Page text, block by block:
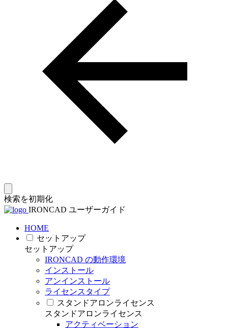
検索を初期化
IRONCAD ユーザーガイド
HOME
セットアップ
セットアップ
IRONCAD の動作環境
インストール
アンインストール
ライセンスタイプ
スタンドアロンライセンス
スタンドアロンライセンス
アクティベーション